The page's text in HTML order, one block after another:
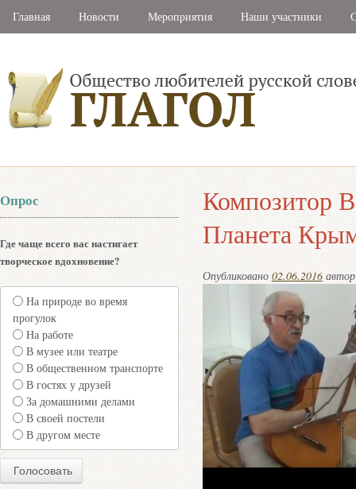
Главная Новости Мероприятия Наши участники
Композитор
Планета
Опубликовано 02.06.2016
Опрос
Где чаще всего вас настигает
творческое вдохновение?
На природе во время
прогулок
На работе
В музее или театре
В общественном транспорте
В гостях у друзей
За домашними делами
В своей постели
В другом месте